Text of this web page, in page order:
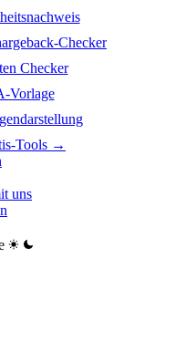
Checker
Checker
Vorlage
Tools →
uns